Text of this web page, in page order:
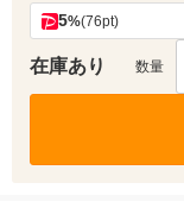
5%(76pt)
在庫あり 数量